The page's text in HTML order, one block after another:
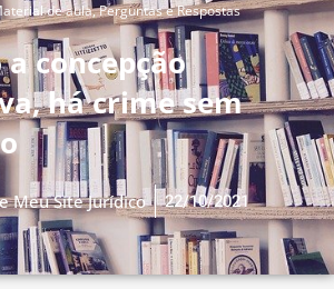
de aula,Perguntas e Respostas
a concepção
há crime sem
Meu Site Jurídico 22/10/2021